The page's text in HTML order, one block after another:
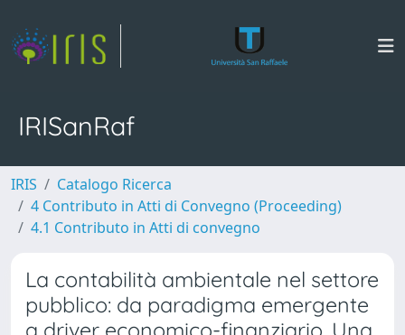
IRISanRaf
IRIS
Catalogo Ricerca
4 Contributo in Atti di Convegno (Proceeding)
4.1 Contributo in Atti di convegno
La contabilità ambientale nel settore
pubblico: da paradigma emergente